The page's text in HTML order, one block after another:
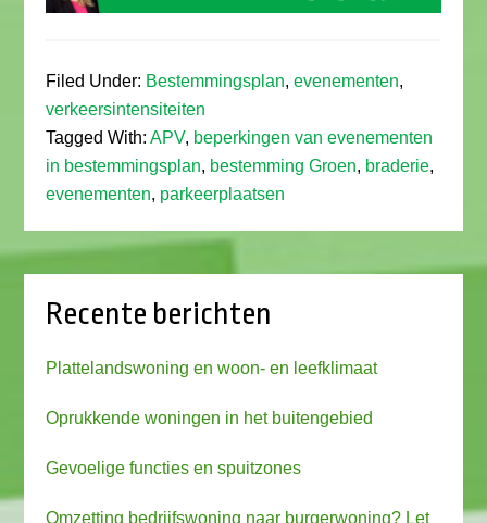
Filed Under: Bestemmingsplan,evenementen,
verkeersintensiteiten
Tagged With:APV, beperkingen van evenementen
in bestemmingsplan, bestemming Groen, braderie,
evenementen, parkeerplaatsen
Recente berichten
Plattelandswoning en woon- en leefklimaat
Oprukkende woningen in het buitengebied
Gevoelige functies en spuitzones
Omzetting bedrijfswoning naar burgerwoning? Let